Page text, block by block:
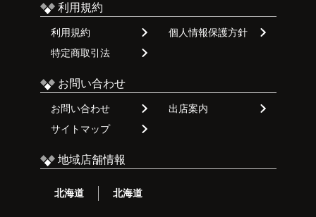
利用規約
利用規約
個人情報保護方針
特定商取引法
お問い合わせ
お問い合わせ
出店案内
サイトマップ
地域店舗情報
北海道 北海道